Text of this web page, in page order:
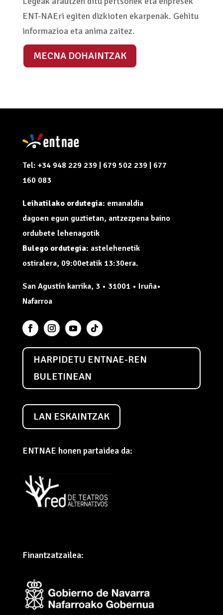
ENT-NAEri egiten dizkioten ekarpenak. Gehitu
informazioa eta anima zaitez.
MECNA DOHAINTZAK
Tel: +34 948 229 239 | 679 502 239 | 677
160 083
Leihatilako ordutegia: emanaldia
dagoen egun guztietan, antzezpena baino
ordubete lehenagotik
Bulego ordutegia: astelehenetik
ostiralera, 09:00etatik 13:30era.
San Agustín karrika, 3 • 31001 • Iruña•
Nafarroa
HARPIDETU ENTNAE-REN
BULETINEAN
LAN ESKAINTZAK
ENTNAE honen partaidea da:
Finantzatzailea: